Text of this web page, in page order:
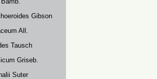
Gibson
All.
Tausch
Griseb.
Suter